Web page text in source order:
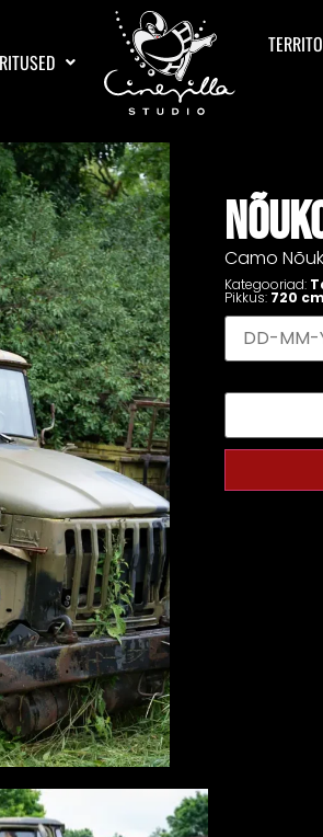
Camo
Kategooriad:
Pikkus: 720 cm